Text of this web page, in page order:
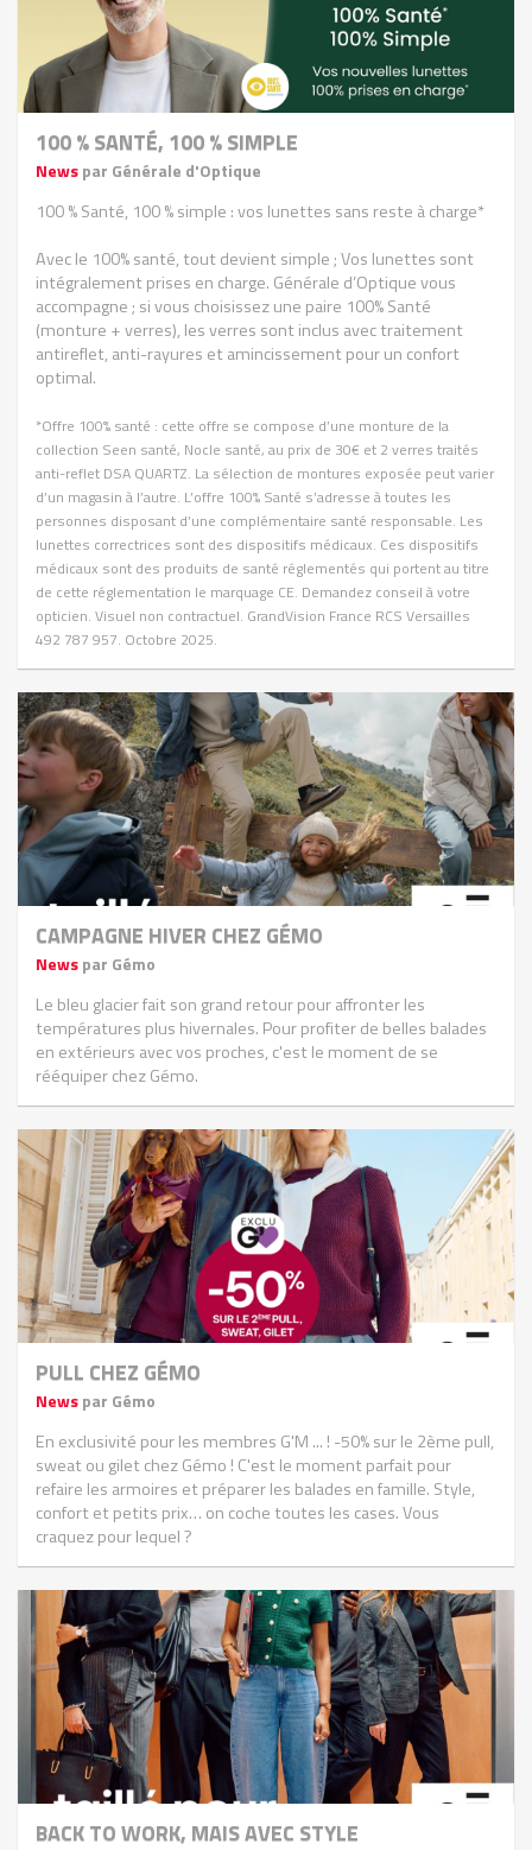
100 % SANTÉ, 100 % SIMPLE
Newspar Générale d'Optique
100 % Santé, 100 % simple : vos lunettes sans reste à charge*
Avec le 100% santé, tout devient simple ; Vos lunettes sont
intégralement prises en charge. Générale d’Optique vous
accompagne ; si vous choisissez une paire 100% Santé
(monture + verres), les verres sont inclus avec traitement
antireflet, anti-rayures et amincissement pour un confort
optimal.
*Offre 100% santé : cette offre se compose d’une monture de la
collection Seen santé, Nocle santé, au prix de 30€ et 2 verres traités
anti-reflet DSA QUARTZ. La sélection de montures exposée peut varier
d’un magasin à l’autre. L’offre 100% Santé s’adresse à toutes les
personnes disposant d’une complémentaire santé responsable. Les
lunettes correctrices sont des dispositifs médicaux. Ces dispositifs
médicaux sont des produits de santé réglementés qui portent au titre
de cette réglementation le marquage CE. Demandez conseil à votre
opticien. Visuel non contractuel. GrandVision France RCS Versailles
492 787 957. Octobre 2025.
CAMPAGNE HIVER CHEZ GÉMO
Newspar Gémo
Le bleu glacier fait son grand retour pour affronter les
températures plus hivernales. Pour profiter de belles balades
en extérieurs avec vos proches, c'est le moment de se
rééquiper chez Gémo.
PULL CHEZ GÉMO
Newspar Gémo
En exclusivité pour les membres G'M ... ! -50% sur le 2ème pull,
sweat ou gilet chez Gémo ! C'est le moment parfait pour
refaire les armoires et préparer les balades en famille. Style,
confort et petits prix… on coche toutes les cases. Vous
craquez pour lequel ?
BACK TO WORK, MAIS AVEC STYLE